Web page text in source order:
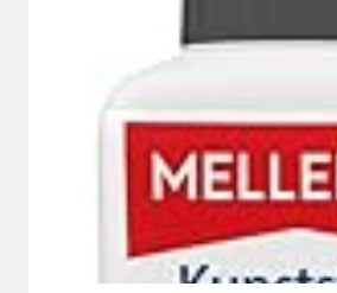
KIT,
WERKZEUG-
SET